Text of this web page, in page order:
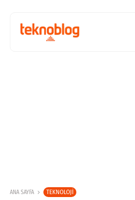
ANA SAYFA TEKNOLOJI